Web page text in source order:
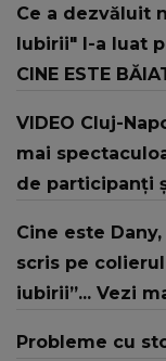
Ce a dezvăluit
Iubirii" l-a luat
CINE ESTE
RECUNOSCUT
VIDEO Cluj-
mai
de participanți
Cine este
scris pe
iubirii”... Vezi
Probleme cu